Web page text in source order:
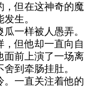
，但在这神奇的魔
生。
一样被人愚弄。
，但他却一直向自
面前上演了一场离
到牵肠挂肚。
。一直关注着他的